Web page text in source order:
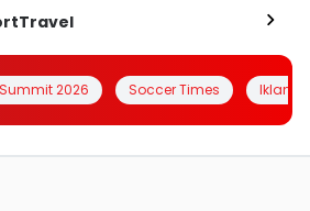
Travel
2026 Soccer Times Iklanin